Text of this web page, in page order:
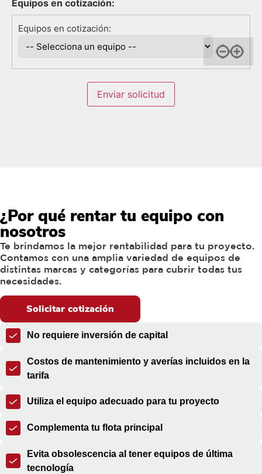
Equipos en cotización:
Enviar solicitud
¿Por qué rentar tu equipo con
nosotros
Te brindamos la mejor rentabilidad para tu proyecto.
Contamos con una amplia variedad de equipos de
distintas marcas y categorías para cubrir todas tus
necesidades.
Solicitar cotización
No requiere inversión de capital
Costos de mantenimiento y averías incluidos en la
tarifa
Utiliza el equipo adecuado para tu proyecto
Complementa tu flota principal
Evita obsolescencia al tener equipos de última
tecnología